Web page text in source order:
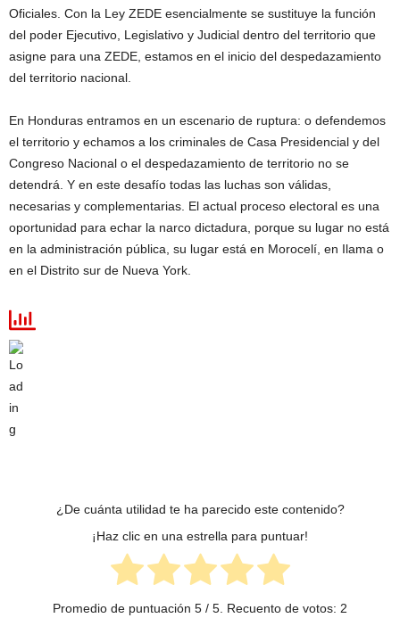
Oficiales. Con la Ley ZEDE esencialmente se sustituye la función
del poder Ejecutivo, Legislativo y Judicial dentro del territorio que
asigne para una ZEDE, estamos en el inicio del despedazamiento
del territorio nacional.
En Honduras entramos en un escenario de ruptura: o defendemos
el territorio y echamos a los criminales de Casa Presidencial y del
Congreso Nacional o el despedazamiento de territorio no se
detendrá. Y en este desafío todas las luchas son válidas,
necesarias y complementarias. El actual proceso electoral es una
oportunidad para echar la narco dictadura, porque su lugar no está
en la administración pública, su lugar está en Morocelí, en Ilama o
en el Distrito sur de Nueva York.
¿De cuánta utilidad te ha parecido este contenido?
¡Haz clic en una estrella para puntuar!
Promedio de puntuación 5 / 5. Recuento de votos: 2